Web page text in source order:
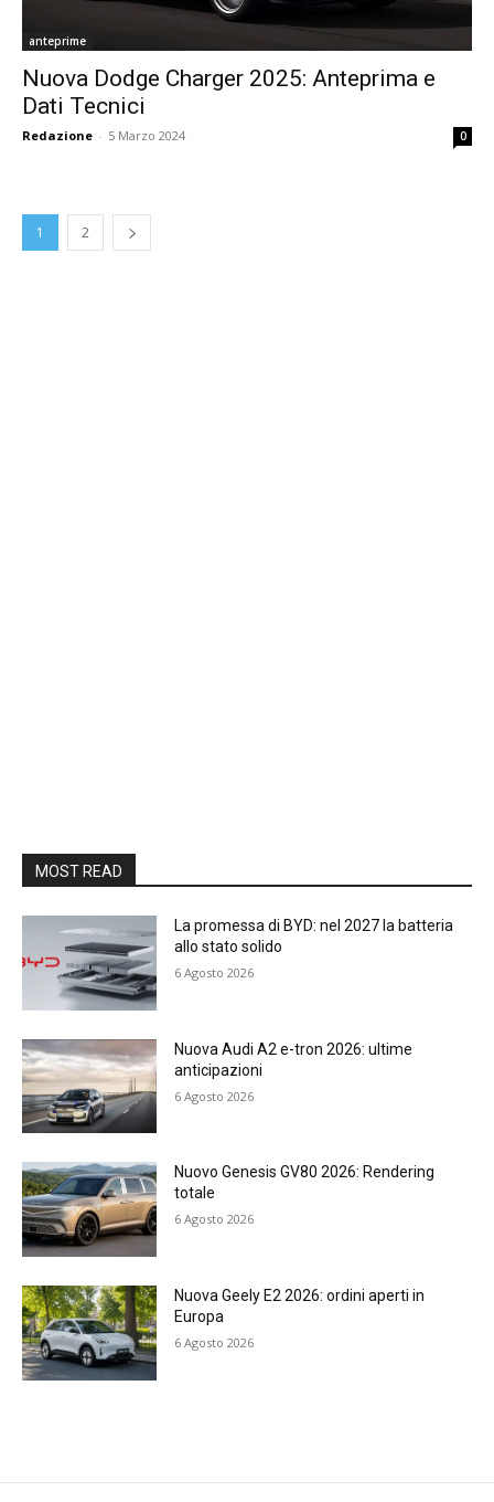
anteprime
Nuova Dodge Charger 2025: Anteprima e
Dati Tecnici
Redazione - 5 Marzo 2024 0
1 2
MOST READ
La promessa di BYD: nel 2027 la batteria
allo stato solido
6 Agosto 2026
Nuova Audi A2 e-tron 2026: ultime
anticipazioni
6 Agosto 2026
Nuovo Genesis GV80 2026: Rendering
totale
6 Agosto 2026
Nuova Geely E2 2026: ordini aperti in
Europa
6 Agosto 2026